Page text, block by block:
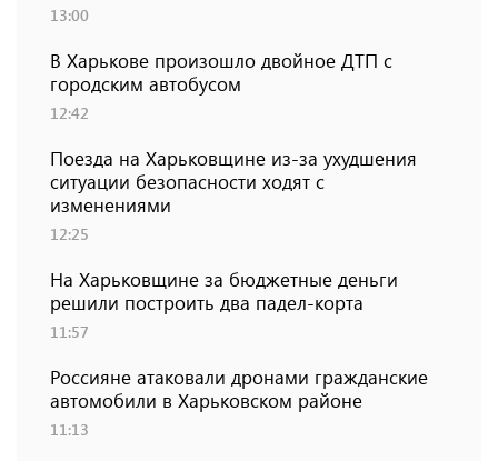
13:00
В Харькове произошло двойное ДТП с
городским автобусом
12:42
Поезда на Харьковщине из-за ухудшения
ситуации безопасности ходят с
изменениями
12:25
На Харьковщине за бюджетные деньги
решили построить два падел-корта
11:57
Россияне атаковали дронами гражданские
автомобили в Харьковском районе
11:13